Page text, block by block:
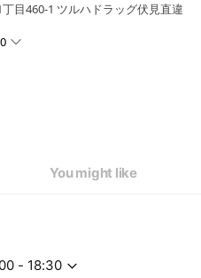
目460-1 ツルハドラッグ伏見直違
祝日
You might like
- 18:30